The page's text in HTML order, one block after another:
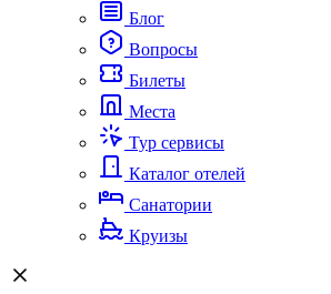
Блог
Вопросы
Билеты
Места
Тур сервисы
Каталог отелей
Санатории
Круизы